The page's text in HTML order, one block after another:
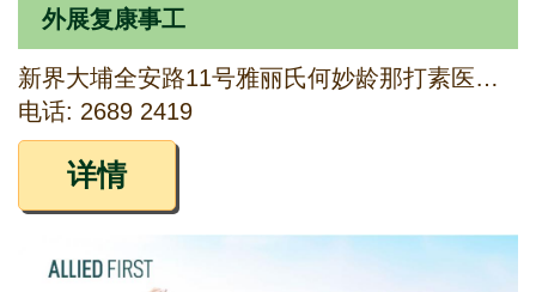
外展复康事工
新界大埔全安路11号雅丽氏何妙龄那打素医院J座1楼50室
电话: 2689 2419
详情